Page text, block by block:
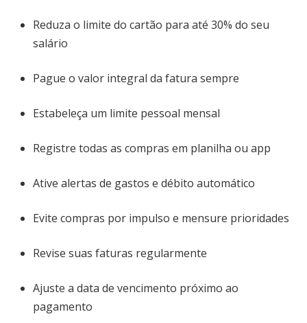
Reduza o limite do cartão para até 30% do seu
salário
Pague o valor integral da fatura sempre
Estabeleça um limite pessoal mensal
Registre todas as compras em planilha ou app
Ative alertas de gastos e débito automático
Evite compras por impulso e mensure prioridades
Revise suas faturas regularmente
Ajuste a data de vencimento próximo ao
pagamento